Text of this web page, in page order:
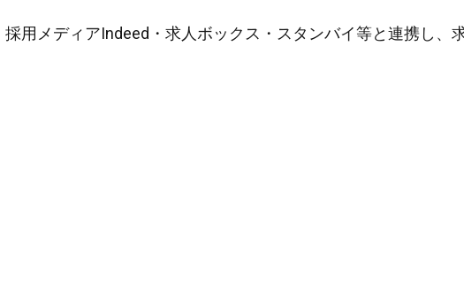
採用メディアIndeed・求人ボックス・スタンバイ等と連携し